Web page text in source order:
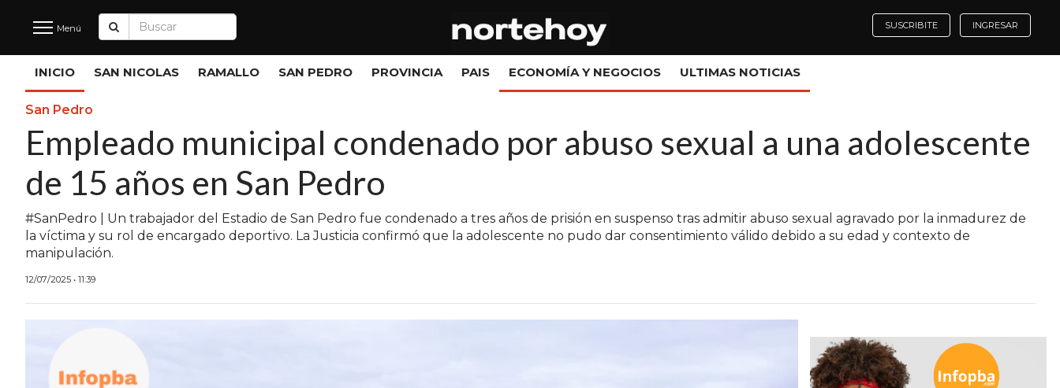
Últimas
Noticias
INICIO
NOTICIAS RECIENTES
SAN NICOLAS
RAMALLO
SAN PEDRO
ECONOMÍA Y NEGOCIOS
Menú SUSCRIBITE INGRESAR
INICIO SAN NICOLAS RAMALLO SAN PEDRO PROVINCIA PAIS ECONOMÍA Y NEGOCIOS ULTIMAS NOTICIAS
San Pedro
Empleado municipal condenado por abuso sexual a una adolescente
de 15 años en San Pedro
#SanPedro | Un trabajador del Estadio de San Pedro fue condenado a tres años de prisión en suspenso tras admitir abuso sexual agravado por la inmadurez de
la víctima y su rol de encargado deportivo. La Justicia confirmó que la adolescente no pudo dar consentimiento válido debido a su edad y contexto de
manipulación.
12/07/2025 • 11:39